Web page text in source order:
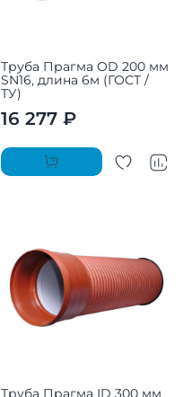
Труба Прагма OD 200 мм
SN16, длина 6м (ГОСТ /
ТУ)
16 277 ₽
Труба Прагма ID 300 мм